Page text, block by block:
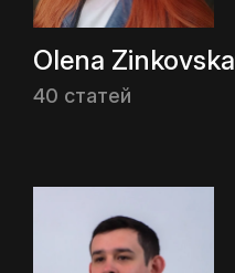
Olena Zinkovska
40 статей